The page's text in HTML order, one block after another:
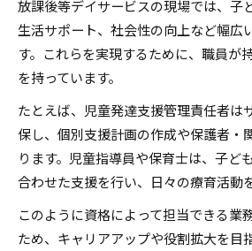
放課後等デイサービスの現場では、子
生活サポート、社会性の向上など幅広
す。これらを実現するために、職員が
を持っています。
たとえば、児童発達支援管理責任者は
保し、個別支援計画の作成や保護者・
ります。児童指導員や保育士は、子ど
合わせた支援を行い、日々の療育活動
このように資格によって担当できる業
ため、キャリアアップや役割拡大を目